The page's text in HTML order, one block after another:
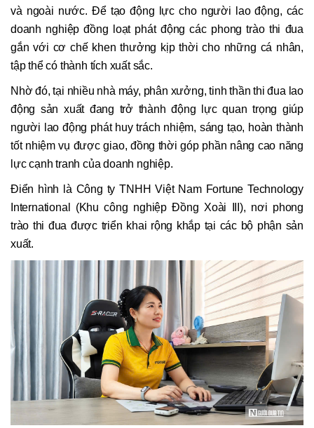
và ngoài nước. Để tạo động lực cho người lao động, các
doanh nghiệp đồng loạt phát động các phong trào thi đua
gắn với cơ chế khen thưởng kịp thời cho những cá nhân,
tập thể có thành tích xuất sắc.
Nhờ đó, tại nhiều nhà máy, phân xưởng, tinh thần thi đua lao
động sản xuất đang trở thành động lực quan trọng giúp
người lao động phát huy trách nhiệm, sáng tạo, hoàn thành
tốt nhiệm vụ được giao, đồng thời góp phần nâng cao năng
lực cạnh tranh của doanh nghiệp.
Điển hình là Công ty TNHH Việt Nam Fortune Technology
International (Khu công nghiệp Đồng Xoài III), nơi phong
trào thi đua được triển khai rộng khắp tại các bộ phận sản
xuất.